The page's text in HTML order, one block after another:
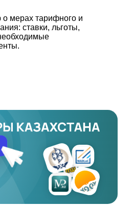
мерах тарифного и
ставки, льготы,